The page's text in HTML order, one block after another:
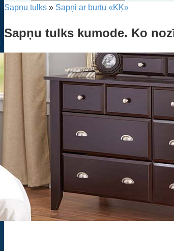
Sapņu tulks » Sapņi ar burtu «KĶ»
Sapņu tulks kumode. Ko